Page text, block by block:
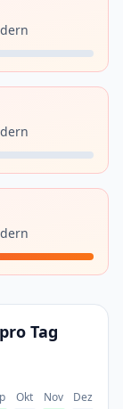
Tag
Okt Nov Dez